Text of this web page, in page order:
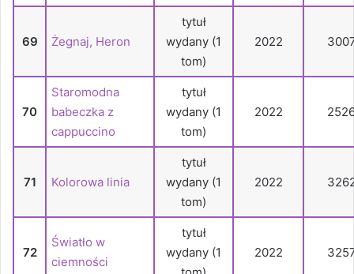
69 Żegnaj, Heron
tytuł
wydany (1
tom)
2022
70
Staromodna
babeczka z
cappuccino
tytuł
wydany (1
tom)
2022
71 Kolorowa linia
tytuł
wydany (1
tom)
2022
72
Światło w
ciemności
tytuł
wydany (1
2022